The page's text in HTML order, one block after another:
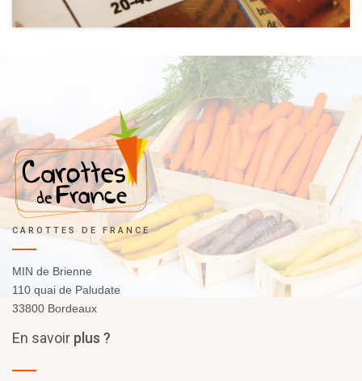
CAROTTES DE FRANCE
MIN de Brienne
110 quai de Paludate
33800 Bordeaux
En savoir plus ?